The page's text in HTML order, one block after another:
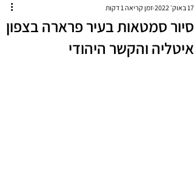
סיור סמטאות בעיר פרארה בצפון
איטליה והקשר היהודי
17 באוק׳ 2022 זמן קריאה 1 דקות